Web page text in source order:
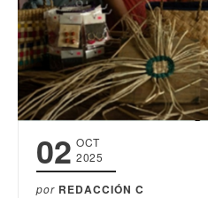
02 OCT
2025
por REDACCIÓN C